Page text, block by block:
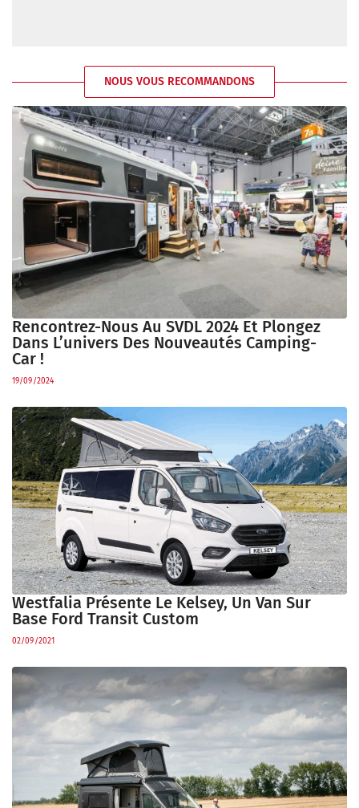
NOUS VOUS RECOMMANDONS
Rencontrez-Nous Au SVDL 2024 Et Plongez
Dans L’univers Des Nouveautés Camping-
Car !
19/09/2024
Westfalia Présente Le Kelsey, Un Van Sur
Base Ford Transit Custom
02/09/2021